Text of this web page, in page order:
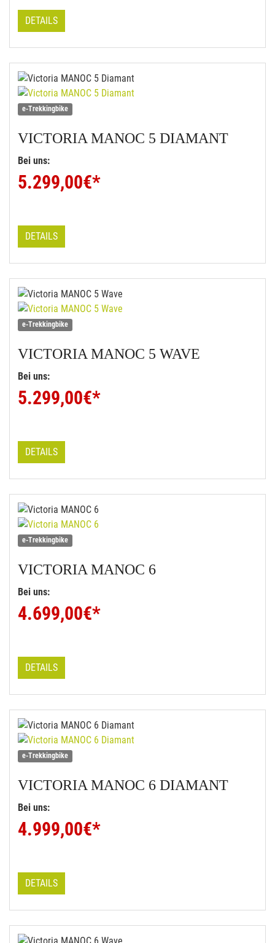
DETAILS
e-Trekkingbike
VICTORIA MANOC 5 DIAMANT
Bei uns:
5.299,00€*
DETAILS
e-Trekkingbike
VICTORIA MANOC 5 WAVE
Bei uns:
5.299,00€*
DETAILS
e-Trekkingbike
VICTORIA MANOC 6
Bei uns:
4.699,00€*
DETAILS
e-Trekkingbike
VICTORIA MANOC 6 DIAMANT
Bei uns:
4.999,00€*
DETAILS